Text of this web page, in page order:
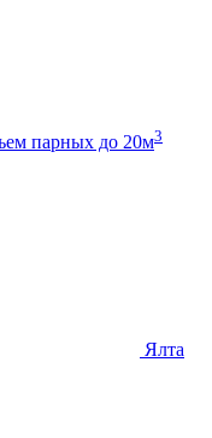
парных до 20м3
Ялта